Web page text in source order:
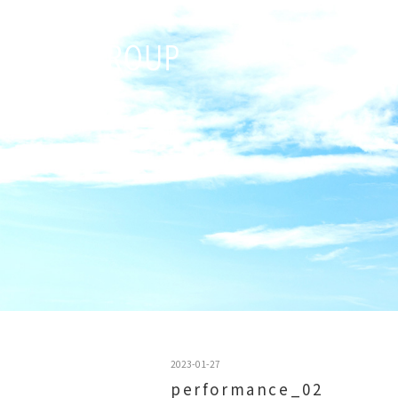
2023-01-27
performance_02